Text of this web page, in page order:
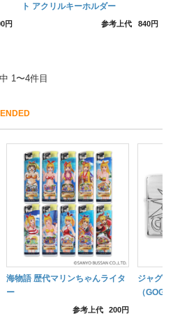
円
ト アクリルキーホルダー
参考上代 840円
1〜4件目
海物語 歴代マリンちゃんライタ
ー
参考上代 200円
ジャグ
（